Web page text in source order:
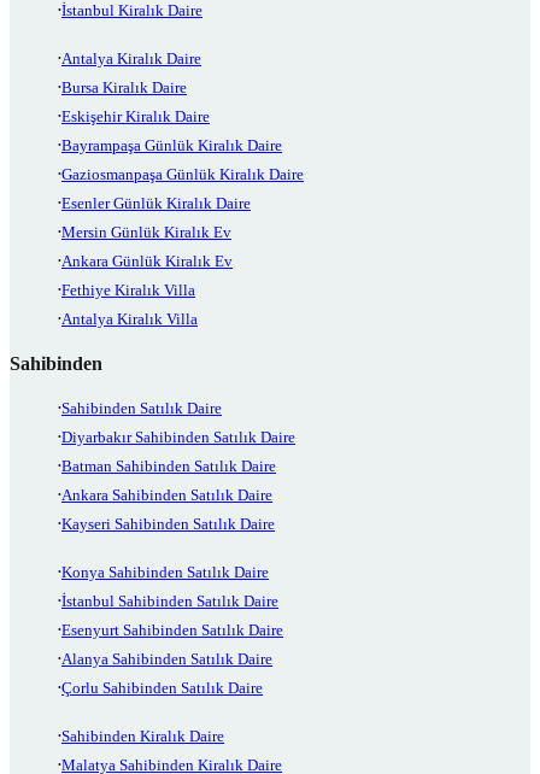
İstanbul Kiralık Daire
Antalya Kiralık Daire
Bursa Kiralık Daire
Eskişehir Kiralık Daire
Bayrampaşa Günlük Kiralık Daire
Gaziosmanpaşa Günlük Kiralık Daire
Esenler Günlük Kiralık Daire
Mersin Günlük Kiralık Ev
Ankara Günlük Kiralık Ev
Fethiye Kiralık Villa
Antalya Kiralık Villa
Sahibinden
Sahibinden Satılık Daire
Diyarbakır Sahibinden Satılık Daire
Batman Sahibinden Satılık Daire
Ankara Sahibinden Satılık Daire
Kayseri Sahibinden Satılık Daire
Konya Sahibinden Satılık Daire
İstanbul Sahibinden Satılık Daire
Esenyurt Sahibinden Satılık Daire
Alanya Sahibinden Satılık Daire
Çorlu Sahibinden Satılık Daire
Sahibinden Kiralık Daire
Malatya Sahibinden Kiralık Daire